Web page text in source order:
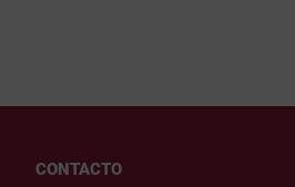
CONTACTO